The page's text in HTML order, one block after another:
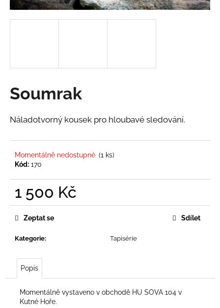
Soumrak
Náladotvorný kousek pro hloubavé sledování.
Momentálně nedostupné (1 ks)
Kód: 170
1 500 Kč
Měrná
cena:
Kategorie: Tapisérie
Zeptat se Sdílet
Popis
Momentálně vystaveno v obchodě HU SOVA 104 v
Kutné Hoře.
a
D
o
p
o
e